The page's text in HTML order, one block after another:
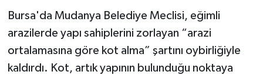
Bursa'da Mudanya Belediye Meclisi, eğimli
arazilerde yapı sahiplerini zorlayan “arazi
ortalamasına göre kot alma” şartını oybirliğiyle
kaldırdı. Kot, artık yapının bulunduğu noktaya